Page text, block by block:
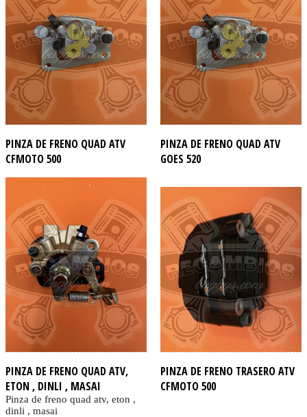
PINZA DE FRENO QUAD ATV
CFMOTO 500
PINZA DE FRENO QUAD ATV
GOES 520
PINZA DE FRENO QUAD ATV,
ETON , DINLI , MASAI
Pinza de freno quad atv, eton ,
dinli , masai
PINZA DE FRENO TRASERO ATV
CFMOTO 500